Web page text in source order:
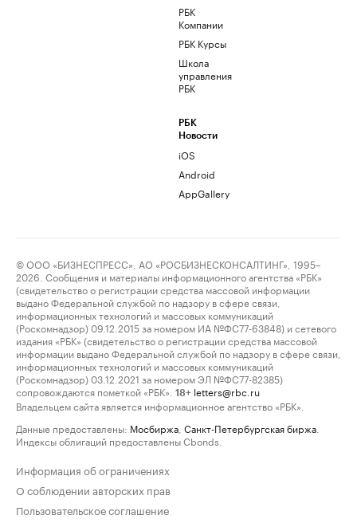
РБК
Компании
РБК Курсы
Школа
управления
РБК
РБК
Новости
iOS
Android
AppGallery
© ООО «БИЗНЕСПРЕСС», АО «РОСБИЗНЕСКОНСАЛТИНГ», 1995–
2026. Сообщения и материалы информационного агентства «РБК»
(свидетельство о регистрации средства массовой информации
выдано Федеральной службой по надзору в сфере связи,
информационных технологий и массовых коммуникаций
(Роскомнадзор) 09.12.2015 за номером ИА №ФС77-63848) и сетевого
издания «РБК» (свидетельство о регистрации средства массовой
информации выдано Федеральной службой по надзору в сфере связи,
информационных технологий и массовых коммуникаций
(Роскомнадзор) 03.12.2021 за номером ЭЛ №ФС77-82385)
сопровождаются пометкой «РБК».
18+ letters@rbc.ru
Владельцем сайта является информационное агентство «РБК».
Данные предоставлены: Мосбиржа Санкт-Петербургская биржа
Индексы облигаций предоставлены Cbonds.
Информация об ограничениях
О соблюдении авторских прав
Пользовательское соглашение